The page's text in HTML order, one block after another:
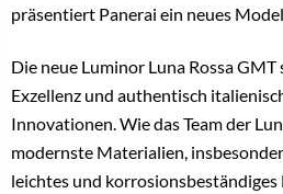
präsentiert Panerai ein neues
Die neue Luminor Luna Rossa
Exzellenz und authentisch
Innovationen. Wie das Team der
modernste Materialien,
leichtes und